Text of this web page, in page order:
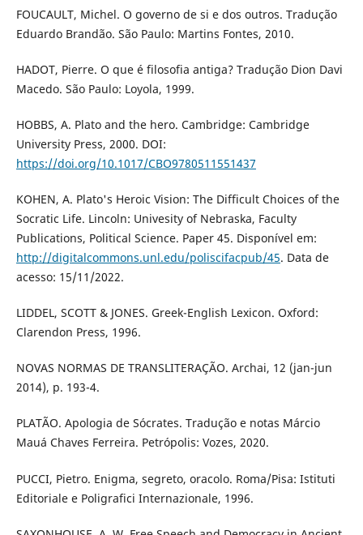
FOUCAULT, Michel. O governo de si e dos outros. Tradução
Eduardo Brandão. São Paulo: Martins Fontes, 2010.
HADOT, Pierre. O que é filosofia antiga? Tradução Dion Davi
Macedo. São Paulo: Loyola, 1999.
HOBBS, A. Plato and the hero. Cambridge: Cambridge
University Press, 2000. DOI:
https://doi.org/10.1017/CBO9780511551437
KOHEN, A. Plato's Heroic Vision: The Difficult Choices of the
Socratic Life. Lincoln: Univesity of Nebraska, Faculty
Publications, Political Science. Paper 45. Disponível em:
http://digitalcommons.unl.edu/poliscifacpub/45. Data de
acesso: 15/11/2022.
LIDDEL, SCOTT & JONES. Greek-English Lexicon. Oxford:
Clarendon Press, 1996.
NOVAS NORMAS DE TRANSLITERAÇÃO. Archai, 12 (jan-jun
2014), p. 193-4.
PLATÃO. Apologia de Sócrates. Tradução e notas Márcio
Mauá Chaves Ferreira. Petrópolis: Vozes, 2020.
PUCCI, Pietro. Enigma, segreto, oracolo. Roma/Pisa: Istituti
Editoriale e Poligrafici Internazionale, 1996.